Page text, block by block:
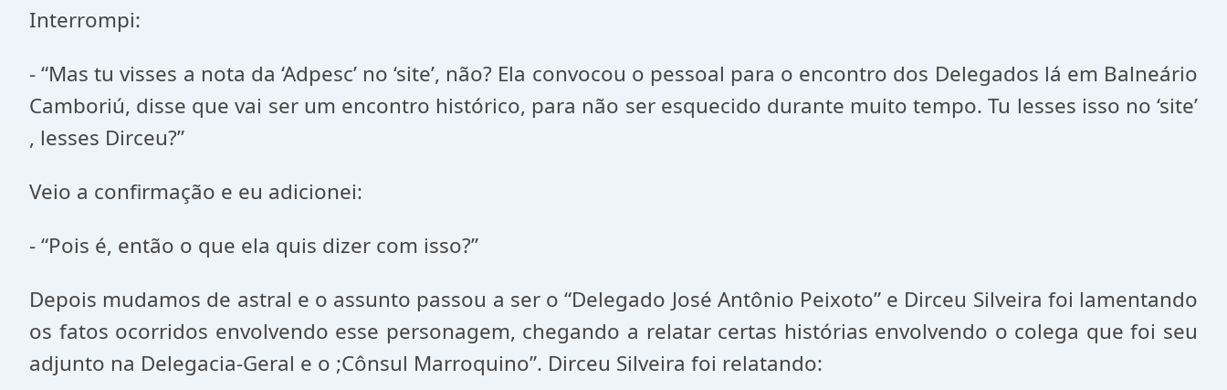
Interrompi:
- “Mas tu visses a nota da ‘Adpesc’ no ‘site’, não? Ela convocou o pessoal para o encontro dos Delegados lá em Balneário
Camboriú, disse que vai ser um encontro histórico, para não ser esquecido durante muito tempo. Tu lesses isso no ‘site’
, lesses Dirceu?”
Veio a confirmação e eu adicionei:
- “Pois é, então o que ela quis dizer com isso?”
Depois mudamos de astral e o assunto passou a ser o “Delegado José Antônio Peixoto” e Dirceu Silveira foi lamentando
os fatos ocorridos envolvendo esse personagem, chegando a relatar certas histórias envolvendo o colega que foi seu
adjunto na Delegacia-Geral e o ;Cônsul Marroquino”. Dirceu Silveira foi relatando: